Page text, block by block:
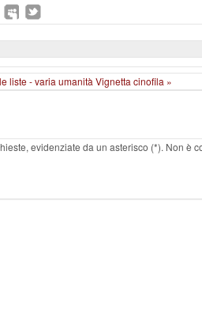
liste - varia umanità Vignetta cinofila »
evidenziate da un asterisco (*). Non è